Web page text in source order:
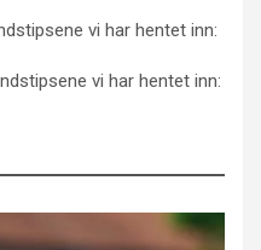
vi har hentet inn:
vi har hentet inn: